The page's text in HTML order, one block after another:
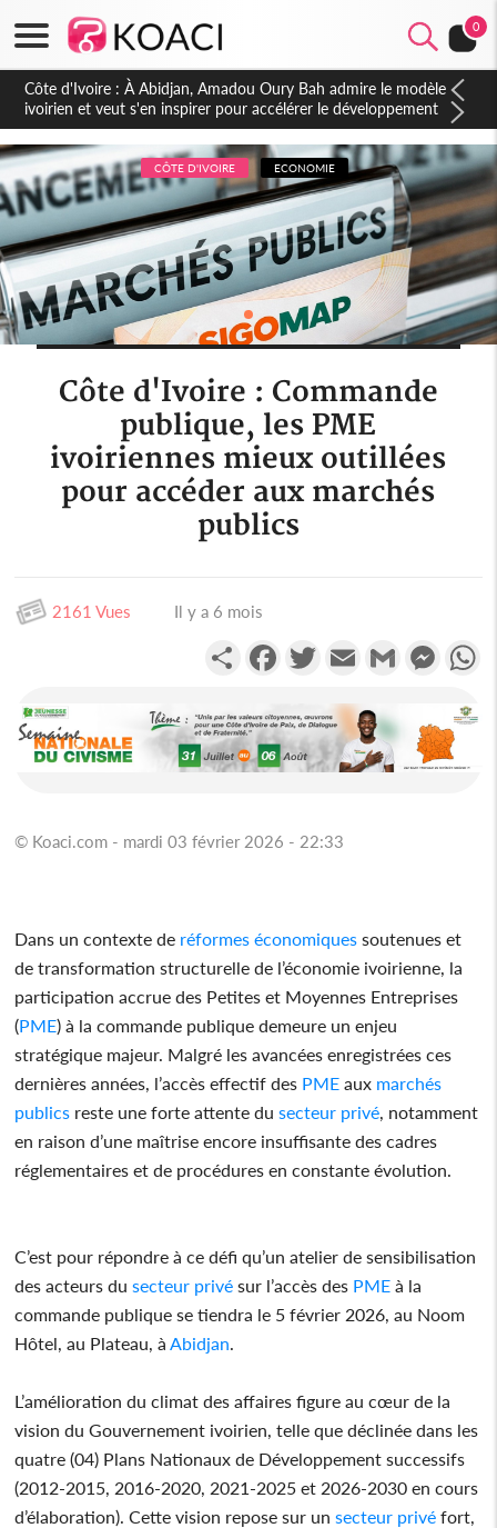
0
Côte d'Ivoire : 23 milliards FCFA de la France pour le métro
d'Abidjan et les Agoras : un nouveau coup d'accélérateur aux
projets structurants
CÔTE D'IVOIRE ECONOMIE
Côte d'Ivoire : Commande
publique, les PME
ivoiriennes mieux outillées
pour accéder aux marchés
publics
2161 Vues Il y a 6 mois
PartagerFacebookTwitterEmail Gmail
© Koaci.com - mardi 03 février 2026 - 22:33
Dans un contexte de réformes économiques soutenues et
de transformation structurelle de l’économie ivoirienne, la
participation accrue des Petites et Moyennes Entreprises
(PME) à la commande publique demeure un enjeu
stratégique majeur. Malgré les avancées enregistrées ces
dernières années, l’accès effectif des PME aux marchés
publics reste une forte attente du secteur privé, notamment
en raison d’une maîtrise encore insuffisante des cadres
réglementaires et de procédures en constante évolution.
C’est pour répondre à ce défi qu’un atelier de sensibilisation
des acteurs du secteur privé sur l’accès des PME à la
commande publique se tiendra le 5 février 2026, au Noom
Hôtel, au Plateau, à Abidjan.
L’amélioration du climat des affaires figure au cœur de la
vision du Gouvernement ivoirien, telle que déclinée dans les
quatre (04) Plans Nationaux de Développement successifs
(2012-2015, 2016-2020, 2021-2025 et 2026-2030 en cours
d’élaboration). Cette vision repose sur un secteur privé fort,